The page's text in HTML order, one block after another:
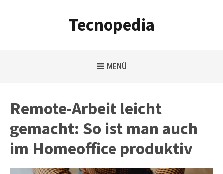
Tecnopedia
MENÜ
Remote-Arbeit leicht
gemacht: So ist man auch
im Homeoffice produktiv